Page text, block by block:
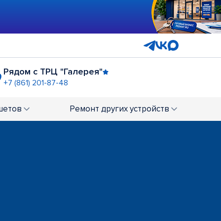
Рядом с ТРЦ "Галерея"
+7 (861) 201-87-48
+7 (861) 202-64-61
"Магнит Экстра"
Ремонт других устройств